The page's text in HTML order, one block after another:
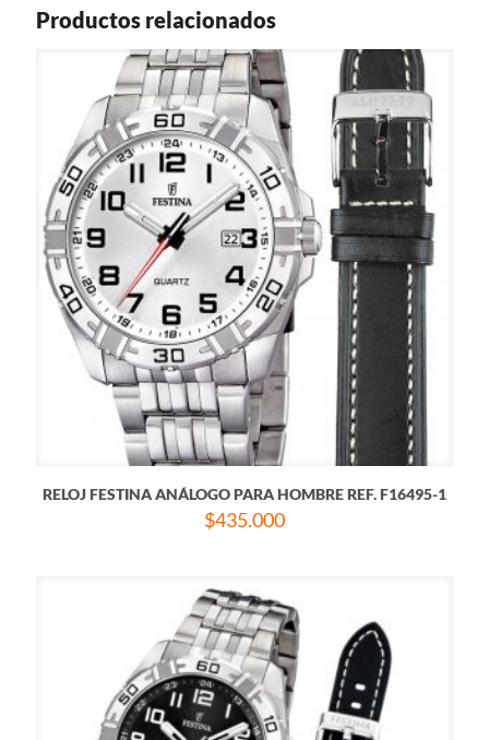
Productos relacionados
RELOJ FESTINA ANÁLOGO PARA HOMBRE REF. F16495-1
$435.000